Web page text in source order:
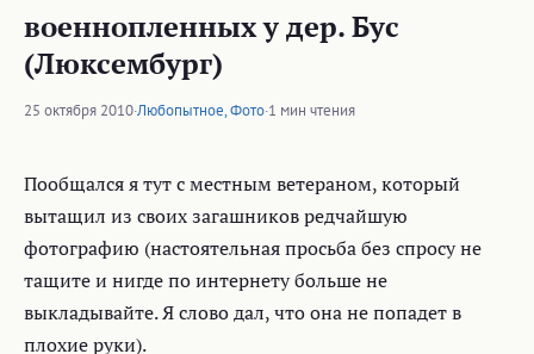
военнопленных у дер. Бус
(Люксембург)
25 октября 2010·Любопытное,Фото·1 мин чтения
Пообщался я тут с местным ветераном, который
вытащил из своих загашников редчайшую
фотографию (настоятельная просьба без спросу не
тащите и нигде по интернету больше не
выкладывайте. Я слово дал, что она не попадет в
плохие руки).